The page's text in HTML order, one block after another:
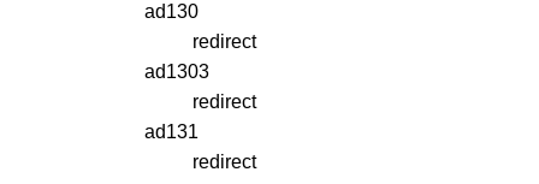
ad130
redirect
ad1303
redirect
ad131
redirect